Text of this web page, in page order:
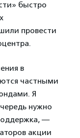
быстро
провести
в
частными
Я
нужно
—
акции